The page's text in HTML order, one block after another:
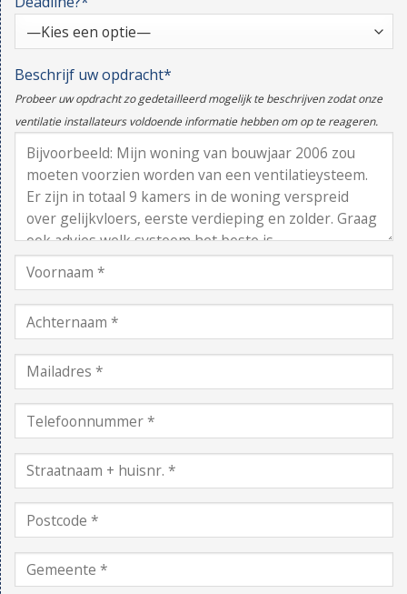
Beschrijf uw opdracht*
Probeer uw opdracht zo gedetailleerd mogelijk te beschrijven zodat onze
ventilatie installateurs voldoende informatie hebben om op te reageren.